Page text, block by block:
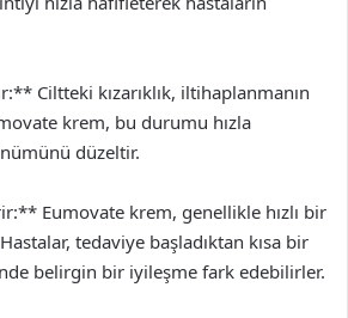
Ciltteki kızarıklık, iltihaplanmanın
krem, bu durumu hızla
düzeltir.
Eumovate krem, genellikle hızlı bir
tedaviye başladıktan kısa bir
belirgin bir iyileşme fark edebilirler.